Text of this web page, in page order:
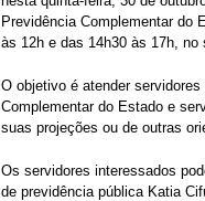
Previdência Complementar do
às 12h e das 14h30 às 17h, no
O objetivo é atender
Complementar do Estado e
suas projeções ou de outras
Os servidores interessados
de previdência pública Katia